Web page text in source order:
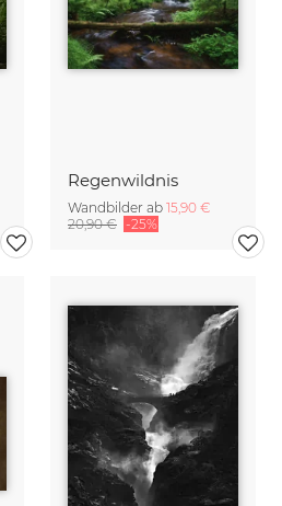
Regenwildnis
Wandbilder ab 15,90 €
20,90 € -25%